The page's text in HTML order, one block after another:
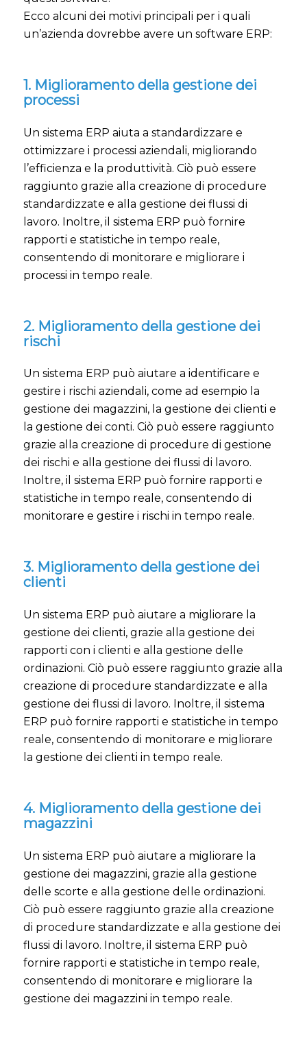
Ecco alcuni dei motivi principali per i quali
un’azienda dovrebbe avere un software ERP:
1. Miglioramento della gestione dei
processi
Un sistema ERP aiuta a standardizzare e
ottimizzare i processi aziendali, migliorando
l’efficienza e la produttività. Ciò può essere
raggiunto grazie alla creazione di procedure
standardizzate e alla gestione dei flussi di
lavoro. Inoltre, il sistema ERP può fornire
rapporti e statistiche in tempo reale,
consentendo di monitorare e migliorare i
processi in tempo reale.
2. Miglioramento della gestione dei
rischi
Un sistema ERP può aiutare a identificare e
gestire i rischi aziendali, come ad esempio la
gestione dei magazzini, la gestione dei clienti e
la gestione dei conti. Ciò può essere raggiunto
grazie alla creazione di procedure di gestione
dei rischi e alla gestione dei flussi di lavoro.
Inoltre, il sistema ERP può fornire rapporti e
statistiche in tempo reale, consentendo di
monitorare e gestire i rischi in tempo reale.
3. Miglioramento della gestione dei
clienti
Un sistema ERP può aiutare a migliorare la
gestione dei clienti, grazie alla gestione dei
rapporti con i clienti e alla gestione delle
ordinazioni. Ciò può essere raggiunto grazie alla
creazione di procedure standardizzate e alla
gestione dei flussi di lavoro. Inoltre, il sistema
ERP può fornire rapporti e statistiche in tempo
reale, consentendo di monitorare e migliorare
la gestione dei clienti in tempo reale.
4. Miglioramento della gestione dei
magazzini
Un sistema ERP può aiutare a migliorare la
gestione dei magazzini, grazie alla gestione
delle scorte e alla gestione delle ordinazioni.
Ciò può essere raggiunto grazie alla creazione
di procedure standardizzate e alla gestione dei
flussi di lavoro. Inoltre, il sistema ERP può
fornire rapporti e statistiche in tempo reale,
consentendo di monitorare e migliorare la
gestione dei magazzini in tempo reale.